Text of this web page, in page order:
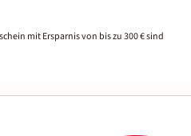
mit Ersparnis von bis zu 300 € sind